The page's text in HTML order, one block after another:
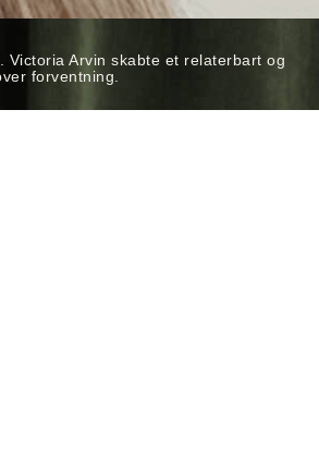
Victoria Arvin skabte et relaterbart og
forventning.